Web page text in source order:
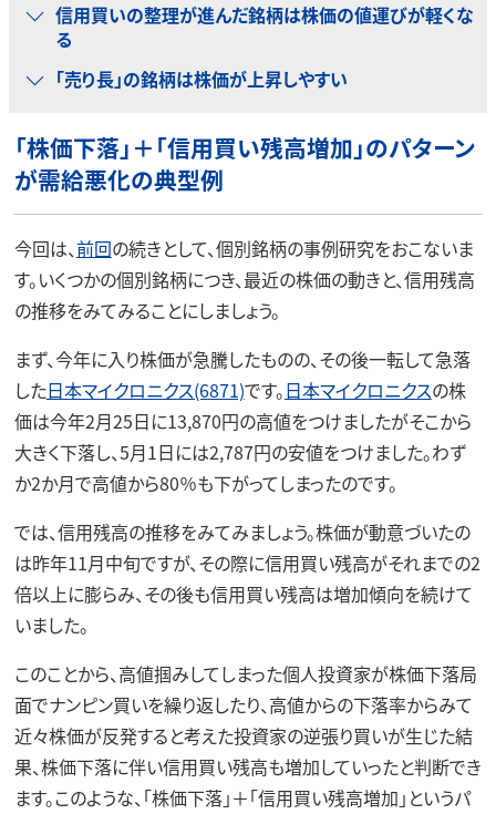
信用買いの整理が進んだ銘柄は株価の値運びが軽くな
る
「売り長」の銘柄は株価が上昇しやすい
「株価下落」＋「信用買い残高増加」のパターン
が需給悪化の典型例
今回は、前回の続きとして、個別銘柄の事例研究をおこないま
す。いくつかの個別銘柄につき、最近の株価の動きと、信用残高
の推移をみてみることにしましょう。
まず、今年に入り株価が急騰したものの、その後一転して急落
した日本マイクロニクス(6871)です。日本マイクロニクスの株
価は今年2月25日に13,870円の高値をつけましたがそこから
大きく下落し、5月1日には2,787円の安値をつけました。わず
か2か月で高値から80％も下がってしまったのです。
では、信用残高の推移をみてみましょう。株価が動意づいたの
は昨年11月中旬ですが、その際に信用買い残高がそれまでの2
倍以上に膨らみ、その後も信用買い残高は増加傾向を続けて
いました。
このことから、高値掴みしてしまった個人投資家が株価下落局
面でナンピン買いを繰り返したり、高値からの下落率からみて
近々株価が反発すると考えた投資家の逆張り買いが生じた結
果、株価下落に伴い信用買い残高も増加していったと判断でき
ます。このような、「株価下落」＋「信用買い残高増加」というパ